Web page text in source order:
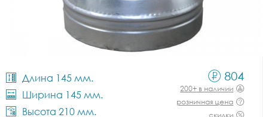
Длина 145 мм.
Ширина 145 мм.
Высота 210 мм.
804
200+ в наличии
розничная цена
скидки